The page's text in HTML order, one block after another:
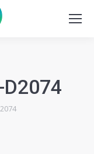
D2074